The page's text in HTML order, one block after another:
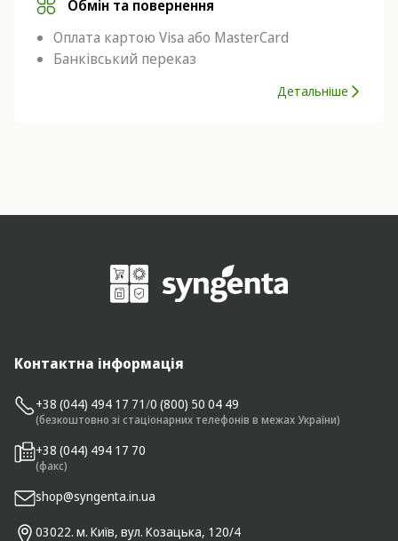
Обмін та повернення
Оплата картою Visa або MasterCard
Банківський переказ
Детальніше
Контактна інформація
+38 (044) 494 17 71/0 (800) 50 04 49
(безкоштовно зі стаціонарних телефонів в межах України)
+38 (044) 494 17 70
(факс)
shop@syngenta.in.ua
03022. м. Київ, вул. Козацька, 120/4